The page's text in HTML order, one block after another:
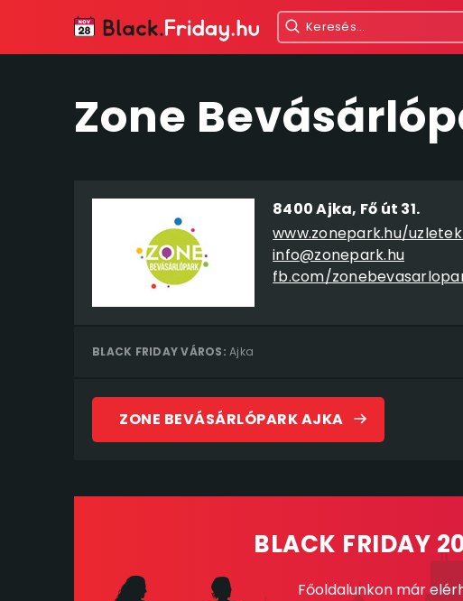
Zone
8400 Ajka, Fő út 31.
www.zonepark.hu/
info@zonepark.hu
fb.com/
BLACK FRIDAY VÁROS: Ajka
ZONE BEVÁSÁRLÓPARK AJKA
BLACK FRIDAY
Főoldalunkon már